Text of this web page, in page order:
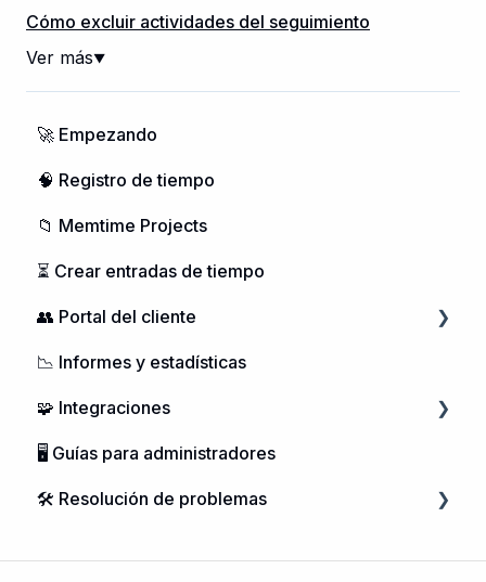
Cómo excluir actividades del seguimiento
Ver más▼
🚀 Empezando
🧠 Registro de tiempo
📁 Memtime Projects
⏳ Crear entradas de tiempo
👥 Portal del cliente
Gestión de Usuarios
Adquisición de Memtime
Gestión de cuentas
📉 Informes y estadísticas
🧩 Integraciones
Integración de calendarios
Gestión de proyectos
🖥️ Guías para administradores
🛠️ Resolución de problemas